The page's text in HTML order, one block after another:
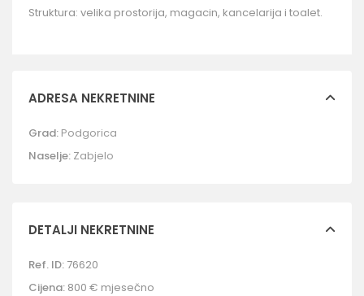
Struktura: velika prostorija, magacin, kancelarija i toalet.
ADRESA NEKRETNINE
Grad: Podgorica
Naselje: Zabjelo
DETALJI NEKRETNINE
Ref. ID: 76620
Cijena: 800 € mjesečno